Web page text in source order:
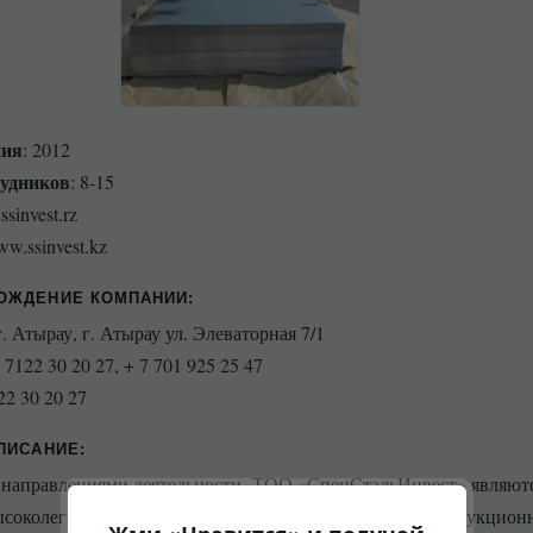
: 2012
: 8-15
КОМПАНИИ:
Атырау, г. Атырау ул. Элеваторная 7/1
7122 30 20 27, + 7 701 925 25 47
30 20 27
деятельности ТОО «СпецСтальИнвест»
нержавеющих,